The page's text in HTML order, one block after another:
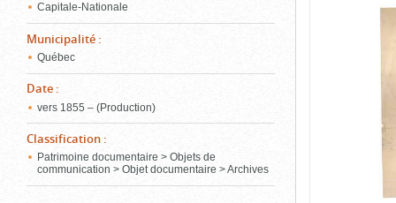
Capitale-Nationale
Municipalité :
Québec
Date :
vers 1855 – (Production)
Classification :
Patrimoine documentaire > Objets de
communication > Objet documentaire > Archives